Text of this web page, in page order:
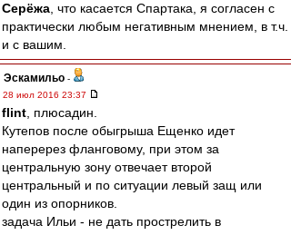
Серёжа , что касается Спартака, я согласен с
практически любым негативным мнением, в т.ч.
и с вашим.
Эскамильо -
28 июл 2016 23:37
flint , плюсадин.
Кутепов после обыгрыша Ещенко идет
наперерез фланговому, при этом за
центральную зону отвечает второй
центральный и по ситуации левый защ или
один из опорников.
задача Ильи - не дать прострелить в